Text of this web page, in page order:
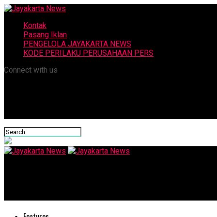
Kontak
Pasang Iklan
PENGELOLA JAYAKARTA NEWS
KODE PERILAKU PERUSAHAAN PERS
Connect with us